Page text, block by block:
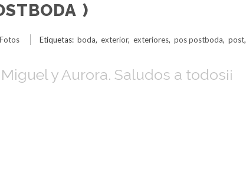
)
Fotos Etiquetas: boda, exterior, exteriores, pos postboda, post,
y Aurora. Saludos a todos¡¡